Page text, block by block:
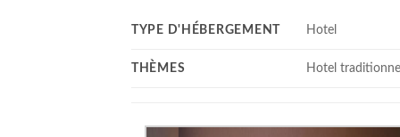
TYPE D'HÉBERGEMENT Hotel
THÈMES Hotel